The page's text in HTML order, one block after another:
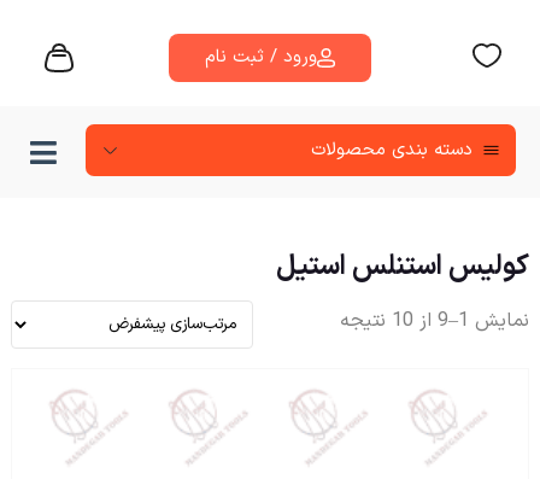
ورود / ثبت نام
دسته‌ بندی محصولات
کولیس استنلس استیل
نمایش 1–9 از 10 نتیجه